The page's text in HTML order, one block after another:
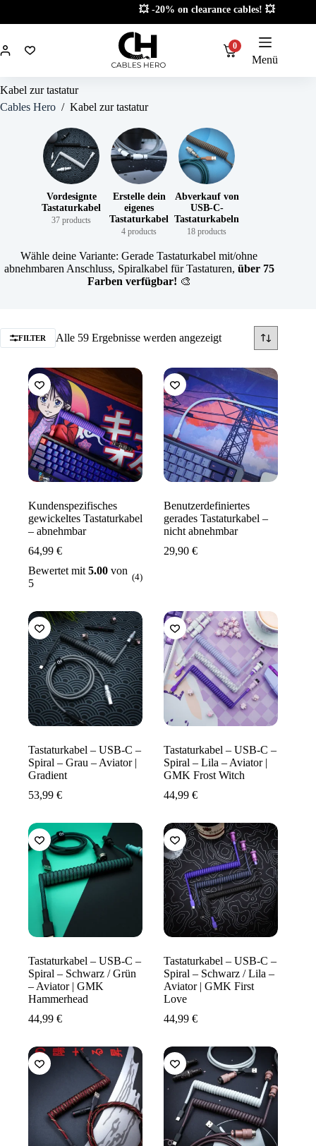
📦 Limited stock! 📦
0
Menü
Kabel zur tastatur
Cables Hero / Kabel zur tastatur
Vordesignte
Tastaturkabel
37 products
Erstelle dein
eigenes
Tastaturkabel
4 products
Abverkauf von
USB-C-
Tastaturkabeln
18 products
Wähle deine Variante: Gerade Tastaturkabel mit/ohne
abnehmbaren Anschluss, Spiralkabel für Tastaturen, über 75
Farben verfügbar! 🎨
FILTER Alle 59 Ergebnisse werden angezeigtNach
Beliebtheit
Kundenspezifisches
gewickeltes Tastaturkabel
– abnehmbar
64,99 €
Bewertet mit5.00 von
5
(4)
Benutzerdefiniertes
gerades Tastaturkabel –
nicht abnehmbar
29,90€
Tastaturkabel – USB-C –
Spiral – Grau – Aviator |
Gradient
53,99 €
Tastaturkabel – USB-C –
Spiral – Lila – Aviator |
GMK Frost Witch
44,99€
Tastaturkabel – USB-C –
Spiral – Schwarz / Grün
– Aviator | GMK
Hammerhead
44,99 €
Tastaturkabel – USB-C –
Spiral – Schwarz / Lila –
Aviator | GMK First
Love
44,99€